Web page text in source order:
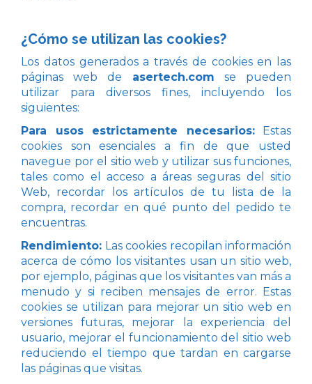
¿Cómo se utilizan las cookies?
Los datos generados a través de cookies en las
páginas web de asertech.com se pueden
utilizar para diversos fines, incluyendo los
siguientes:
Para usos estrictamente necesarios:Estas
cookies son esenciales a fin de que usted
navegue por el sitio web y utilizar sus funciones,
tales como el acceso a áreas seguras del sitio
Web, recordar los artículos de tu lista de la
compra, recordar en qué punto del pedido te
encuentras.
Rendimiento: Las cookies recopilan información
acerca de cómo los visitantes usan un sitio web,
por ejemplo, páginas que los visitantes van más a
menudo y si reciben mensajes de error. Estas
cookies se utilizan para mejorar un sitio web en
versiones futuras, mejorar la experiencia del
usuario, mejorar el funcionamiento del sitio web
reduciendo el tiempo que tardan en cargarse
las páginas que visitas.